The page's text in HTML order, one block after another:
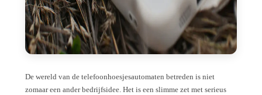
De wereld van de telefoonhoesjesautomaten betreden is niet
zomaar een ander bedrijfsidee. Het is een slimme zet met serieus